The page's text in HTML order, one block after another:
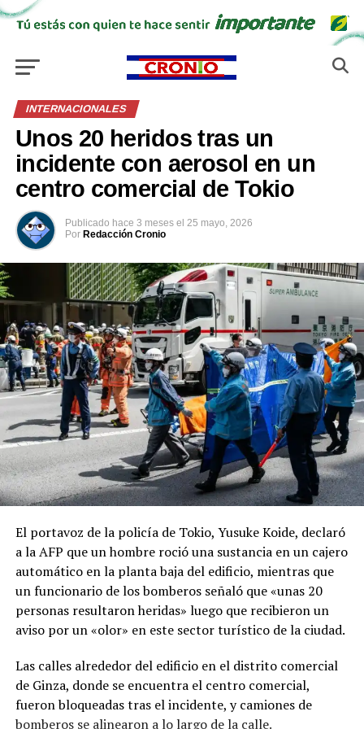
INTERNACIONALES
Unos 20 heridos tras un
incidente con aerosol en un
centro comercial de Tokio
Publicado hace 3 meses el 25 mayo, 2026
Por Redacción Cronio
El portavoz de la policía de Tokio, Yusuke Koide, declaró
a la AFP que un hombre roció una sustancia en un cajero
automático en la planta baja del edificio, mientras que
un funcionario de los bomberos señaló que «unas 20
personas resultaron heridas» luego que recibieron un
aviso por un «olor» en este sector turístico de la ciudad.
Las calles alrededor del edificio en el distrito comercial
de Ginza, donde se encuentra el centro comercial,
fueron bloqueadas tras el incidente, y camiones de
bomberos se alinearon a lo largo de la calle.